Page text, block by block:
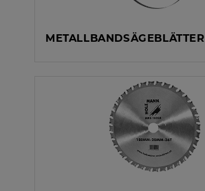
METALLBANDSÄGEBLÄTTER